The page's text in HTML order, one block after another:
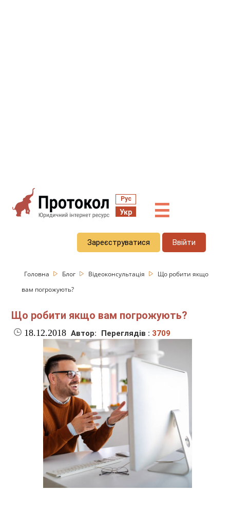
Рус
Укр ☰
Зареєструватися Ввійти
Головна Блог Відеоконсультація
Що робити якщо
вам погрожують?
Що робити якщо вам погрожують?
18.12.2018 Автор: Переглядів : 3709